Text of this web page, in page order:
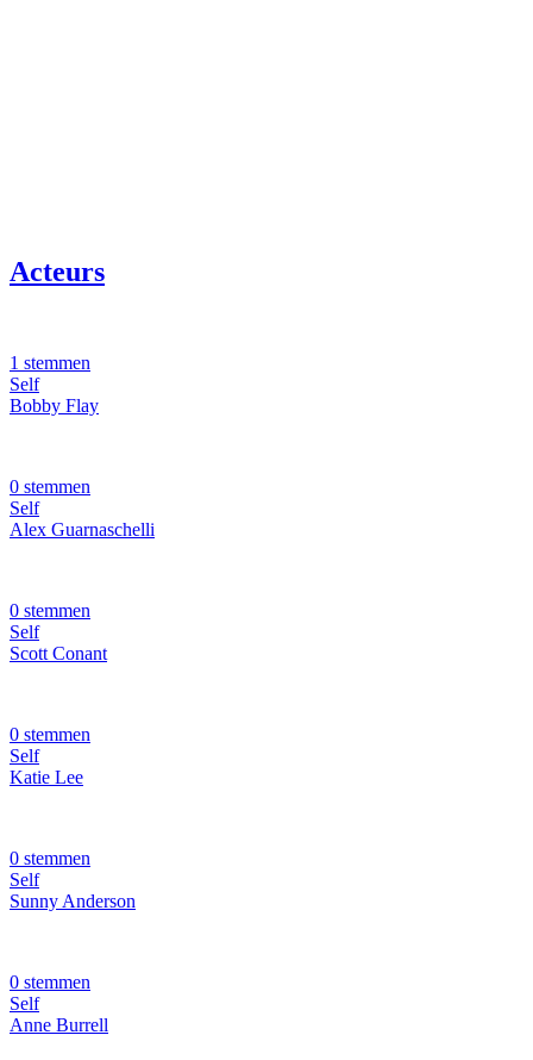
Acteurs
1 stemmen
Self
Bobby Flay
0 stemmen
Self
Alex Guarnaschelli
0 stemmen
Self
Scott Conant
0 stemmen
Self
Katie Lee
0 stemmen
Self
Sunny Anderson
0 stemmen
Self
Anne Burrell